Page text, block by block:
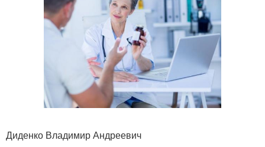
Диденко Владимир Андреевич